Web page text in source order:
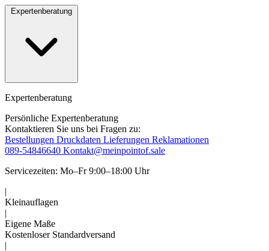
Expertenberatung
Expertenberatung
Persönliche Expertenberatung
Kontaktieren Sie uns bei Fragen zu:
Bestellungen Druckdaten Lieferungen Reklamationen
089-54846640 Kontakt@meinpointof.sale
Servicezeiten: Mo–Fr 9:00–18:00 Uhr
|
Kleinauflagen
|
Eigene Maße
Kostenloser Standardversand
|